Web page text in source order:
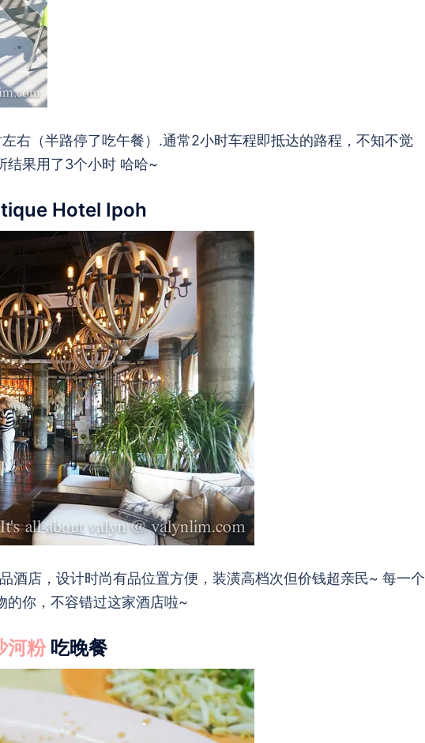
右（半路停了吃午餐）.通常2小时车程即抵达的路程，不知不觉
结果用了3个小时 哈哈~
Hotel Ipoh
酒店，设计时尚有品位置方便，装潢高档次但价钱超亲民~ 每一个
的你，不容错过这家酒店啦~
河粉吃晚餐